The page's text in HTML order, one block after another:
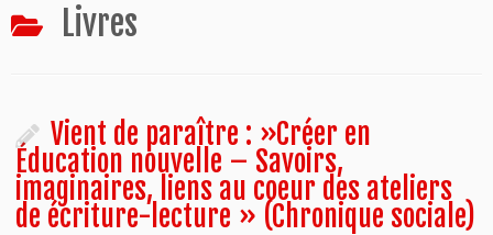
au
Livres
Vient de paraître : »Créer en
Éducation nouvelle – Savoirs,
imaginaires, liens au coeur des ateliers
de écriture-lecture » (Chronique sociale)